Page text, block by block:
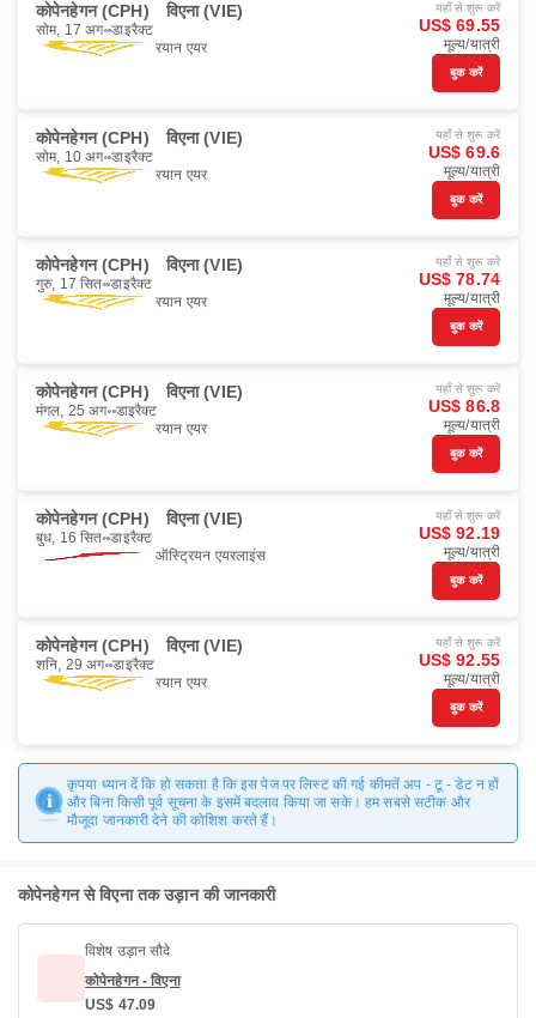
कोपेनहेगन (CPH) विएना (VIE)
सोम, 17 अग॰ डाइरैक्ट
रयान एयर
यहाँ से शुरू करें
US$ 69.55
मूल्य/यात्री
बुक करें
कोपेनहेगन (CPH) विएना (VIE)
सोम, 10 अग॰ डाइरैक्ट
रयान एयर
यहाँ से शुरू करें
US$ 69.6
मूल्य/यात्री
बुक करें
कोपेनहेगन (CPH) विएना (VIE)
गुरु, 17 सित॰ डाइरैक्ट
रयान एयर
यहाँ से शुरू करें
US$ 78.74
मूल्य/यात्री
बुक करें
कोपेनहेगन (CPH) विएना (VIE)
मंगल, 25 अग॰ डाइरैक्ट
रयान एयर
यहाँ से शुरू करें
US$ 86.8
मूल्य/यात्री
बुक करें
कोपेनहेगन (CPH) विएना (VIE)
बुध, 16 सित॰ डाइरैक्ट
ऑस्ट्रियन एयरलाइंस
यहाँ से शुरू करें
US$ 92.19
मूल्य/यात्री
बुक करें
कोपेनहेगन (CPH) विएना (VIE)
शनि, 29 अग॰ डाइरैक्ट
रयान एयर
यहाँ से शुरू करें
US$ 92.55
मूल्य/यात्री
बुक करें
कृपया ध्यान दें कि हो सकता है कि इस पेज पर लिस्ट की गई कीमतें अप - टू - डेट न हों
और बिना किसी पूर्व सूचना के इसमें बदलाव किया जा सके। हम सबसे सटीक और
मौजूदा जानकारी देने की कोशिश करते हैं।
कोपेनहेगन से विएना तक उड़ान की जानकारी
विशेष उड़ान सौदे
कोपेनहेगन - विएना
US$ 47.09